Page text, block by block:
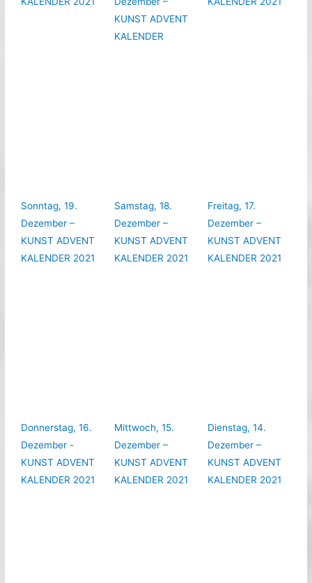
KUNST ADVENT
KALENDER
Sonntag, 19.
Dezember –
KUNST ADVENT
KALENDER 2021
Samstag, 18.
Dezember –
KUNST ADVENT
KALENDER 2021
Freitag, 17.
Dezember –
KUNST ADVENT
KALENDER 2021
Donnerstag, 16.
Dezember -
KUNST ADVENT
KALENDER 2021
Mittwoch, 15.
Dezember –
KUNST ADVENT
KALENDER 2021
Dienstag, 14.
Dezember –
KUNST ADVENT
KALENDER 2021